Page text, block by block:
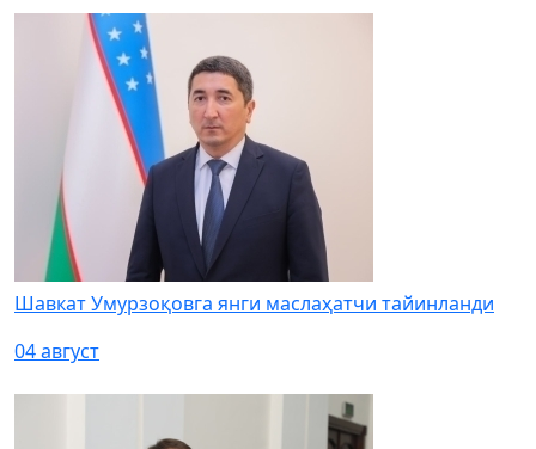
Шавкат Умурзоқовга янги маслаҳатчи тайинланди
04 август